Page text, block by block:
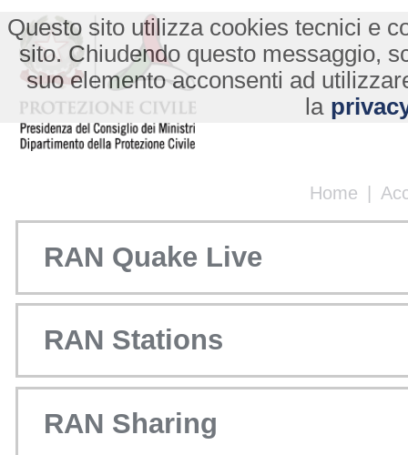
Home |
Questo sito utilizza cookies tecnici e
sito. Chiudendo questo messaggio,
suo elemento acconsenti ad
la
RAN Quake Live
RAN Stations
RAN Sharing